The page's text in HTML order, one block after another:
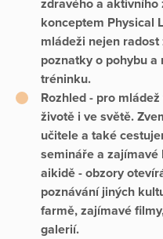
zdravého a aktivního
konceptem Physical
mládeži nejen
poznatky o pohybu
tréninku.
Rozhled - pro
životě i ve světě.
učitele a také
semináře a zajímavé
aikidě - obzory
poznávání jiných
farmě, zajímavé
galerií.